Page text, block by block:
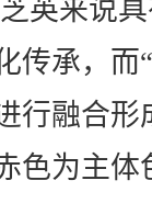
英来说
传承，而
行融合
色为主